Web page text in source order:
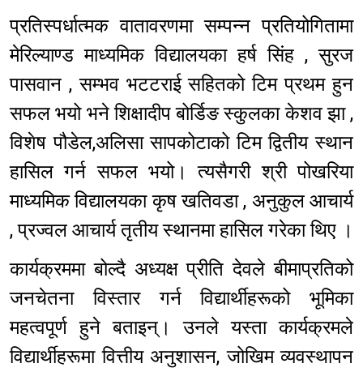
प्रतिस्पर्धात्मक वातावरणमा सम्पन्न प्रतियोगितामा
मेरिल्याण्ड माध्यमिक विद्यालयका हर्ष सिंह , सुरज
पासवान , सम्भव भटटराई सहितको टिम प्रथम हुन
सफल भयो भने शिक्षादीप बोर्डिङ स्कुलका केशव झा ,
विशेष पौडेल,अलिसा सापकोटाको टिम द्वितीय स्थान
हासिल गर्न सफल भयो। त्यसैगरी श्री पोखरिया
माध्यमिक विद्यालयका कृष खतिवडा , अनुकुल आचार्य
, प्रज्वल आचार्य तृतीय स्थानमा हासिल गरेका थिए ।
कार्यक्रममा बोल्दै अध्यक्ष प्रीति देवले बीमाप्रतिको
जनचेतना विस्तार गर्न विद्यार्थीहरूको भूमिका
महत्वपूर्ण हुने बताइन्। उनले यस्ता कार्यक्रमले
विद्यार्थीहरूमा वित्तीय अनुशासन, जोखिम व्यवस्थापन